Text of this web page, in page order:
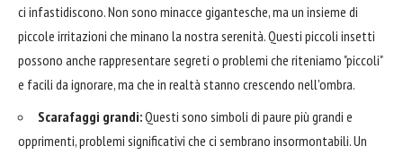
ci infastidiscono. Non sono minacce gigantesche, ma un insieme di
piccole irritazioni che minano la nostra serenità. Questi piccoli insetti
possono anche rappresentare segreti o problemi che riteniamo "piccoli"
e facili da ignorare, ma che in realtà stanno crescendo nell'ombra.
Scarafaggi grandi:Questi sono simboli di paure più grandi e
opprimenti, problemi significativi che ci sembrano insormontabili. Un